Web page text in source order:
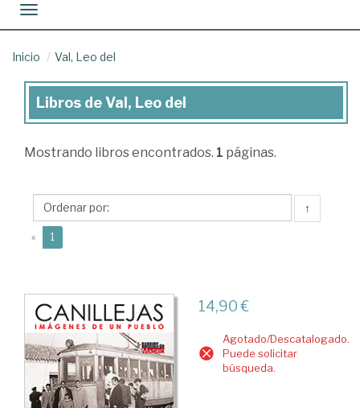
Toggle navigation
Inicio Val, Leo del
Libros
Val,
del
Libros de Val, Leo del
Mostrando libros encontrados. 1 páginas.
↑
« 1
14,90 €
Agotado/Descatalogado.
Puede solicitar
búsqueda.